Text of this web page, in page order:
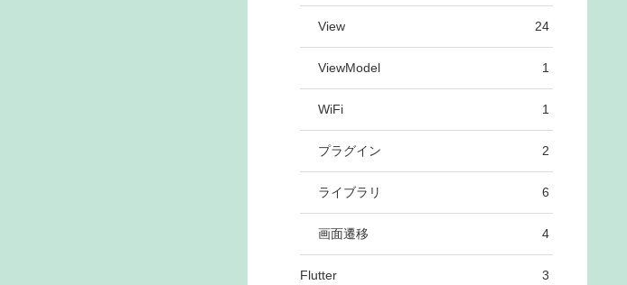
View 24
ViewModel 1
WiFi 1
プラグイン 2
ライブラリ 6
画面遷移 4
Flutter 3